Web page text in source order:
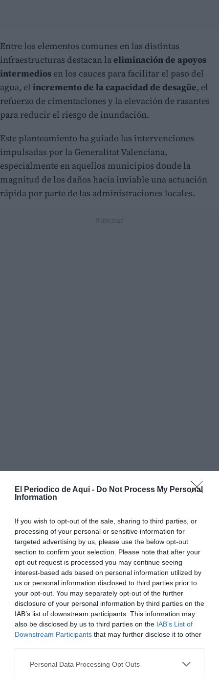
El Periodico de Aqui - Do Not Process My Personal
Information
If you wish to opt-out of the sale, sharing to third parties, or
processing of your personal or sensitive information for
targeted advertising by us, please use the below opt-out
section to confirm your selection. Please note that after your
opt-out request is processed you may continue seeing
interest-based ads based on personal information utilized by
us or personal information disclosed to third parties prior to
your opt-out. You may separately opt-out of the further
disclosure of your personal information by third parties on the
IAB’s list of downstream participants. This information may
also be disclosed by us to third parties on the IAB’s List of
Downstream Participants that may further disclose it to other
Personal Data Processing Opt Outs
Entre los elementos comunes en las distintas
infraestructuras destacan laeliminación de apoyos
intermedios en los cauces para facilitar el paso del
agua, el incremento de la capacidad de desagüe, el
refuerzo de cimentaciones y la elevación de rasantes
para reducir el riesgo de inundación.
Este planteamiento ha guiado las intervenciones
impulsadas por la Generalitat Valenciana,
especialmente en aquellos municipios donde la
magnitud de los daños hacía inviable una actuación
rápida por parte de las administraciones locales.
Puente del Cerrito Royo en Pedralba
En Pedralba, lareconstrucción del puente del camino
del Cerrito Royo, ya abierto al tráfico, es un claro
ejemplo de este cambio de criterio. La infraestructura
original colapsó durante la riada, pero la solución
adoptada no ha consistido en replicarla, sino en
rediseñarla por completo.